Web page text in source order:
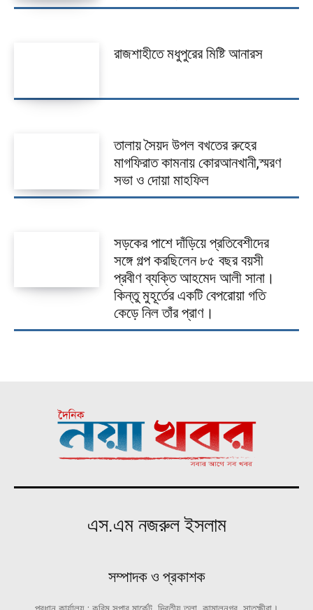
রাজশাহীতে মধুপুরের মিষ্টি আনারস
তালায় সৈয়দ উপল বখতের রুহের
মাগফিরাত কামনায় কোরআনখানী,স্মরণ
সভা ও দোয়া মাহফিল
সড়কের পাশে দাঁড়িয়ে প্রতিবেশীদের
সঙ্গে গল্প করছিলেন ৮৫ বছর বয়সী
প্রবীণ ব্যক্তি আহমেদ আলী সানা।
কিন্তু মুহূর্তের একটি বেপরোয়া গতি
কেড়ে নিল তাঁর প্রাণ।
এস.এম নজরুল ইসলাম
সম্পাদক ও প্রকাশক